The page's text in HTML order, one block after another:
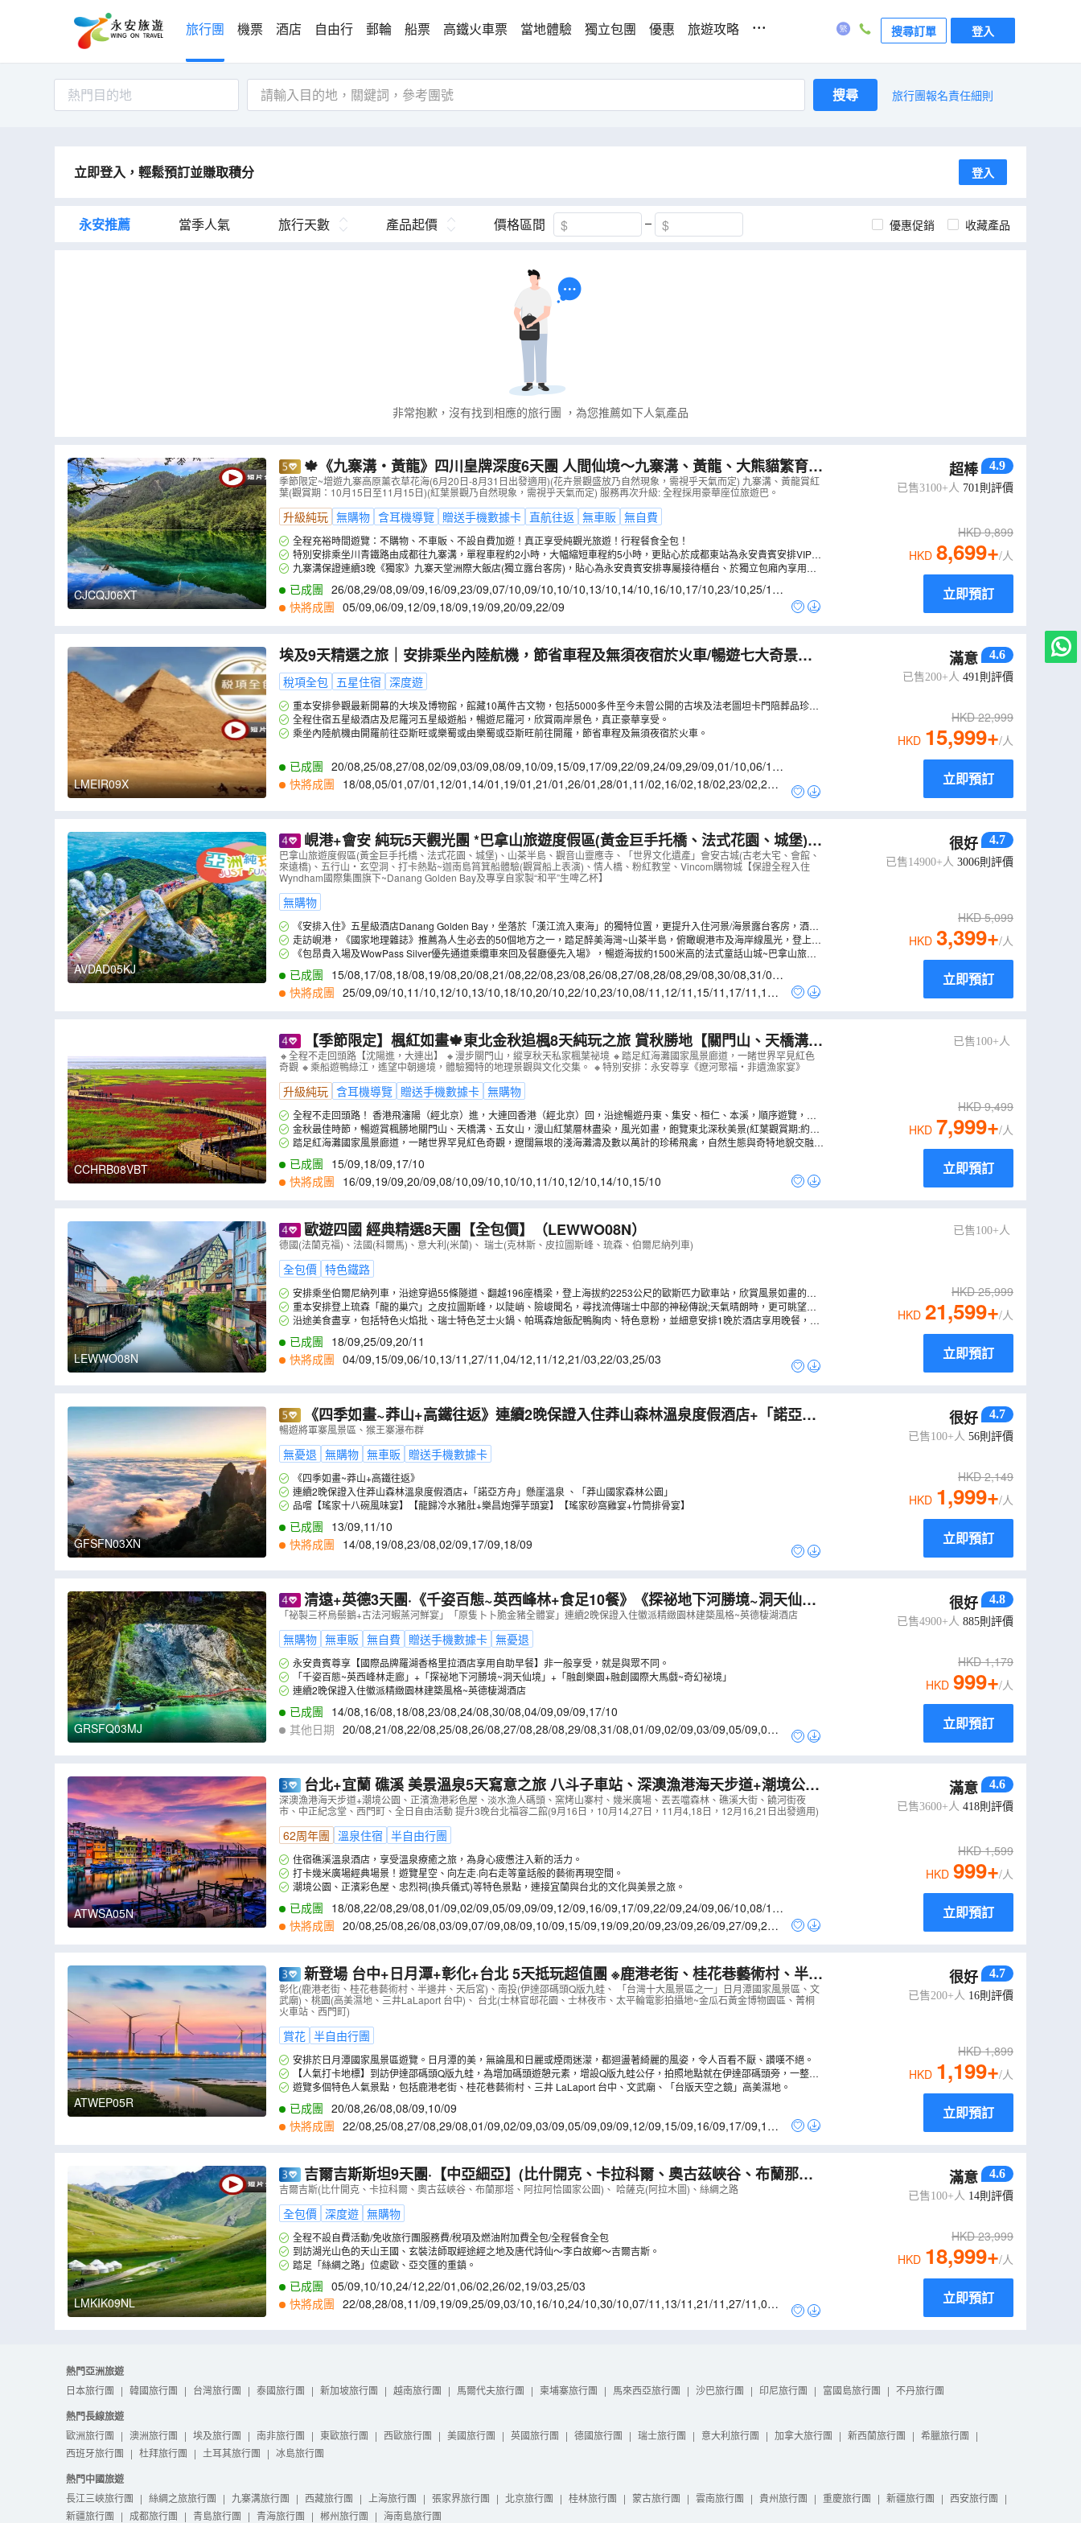
旅行團 機票 酒店 自由行 郵輪 船票 高鐵火車票 當地體驗 獨立包團 優惠 旅遊攻略 ... 搜尋訂單 登入
熱門目的地 搜尋 旅行團報名責任細則
立即登入，輕鬆預訂並賺取積分 登入
永安推薦 當季人氣 旅行天數 產品起價 價格區間 優惠促銷 收藏產品
非常抱歉，沒有找到相應的旅行團 ，為您推薦如下人氣產品
CJCQJ06XT
🍁《九寨溝‧黃龍》四川皇牌深度6天團 人間仙境～九寨溝、黃龍、大熊貓繁育研
究基地、寬窄巷子【全港獨家保證連住3晚九寨溝奢華酒店:九寨天堂洲際大飯店，1晚
市中心頂級奢華St. Regis瑞吉酒店】（CJCQJ06XT）
季節限定~增遊九寨高原薰衣草花海(6月20日-8月31日出發適用)(花卉景觀盛放乃自然現象，需視乎天氣而定) 九寨溝、黃龍賞紅
葉(觀賞期：10月15日至11月15日)(紅葉景觀乃自然現象，需視乎天氣而定) 服務再次升級: 全程採用豪華座位旅遊巴。
升級純玩 無購物 含耳機導覽 贈送手機數據卡 直航往返 無車販 無自費
全程充裕時間遊覽：不購物、不車販、不設自費加遊！真正享受純觀光旅遊！行程餐食全包！
特別安排乘坐川青鐵路由成都往九寨溝，單程車程約2小時，大幅縮短車程約5小時，更貼心於成都東站為永安貴賓安排VIP禮
遇~專人陪同引導、專用候車區域、專用通道優先上車、專人搬運行李到列車車廂。
九寨溝保證連續3晚《獨家》九寨天堂洲際大飯店(獨立露台客房)，貼心為永安貴賓安排專屬接待櫃台、於獨立包廂內享用專
屬盛宴。出遊九寨不住九寨天堂，枉稱遊過九寨。
已成團 26/08,29/08,09/09,16/09,23/09,07/10,09/10,10/10,13/10,14/10,16/10,17/10,23/10,25/10,
27/10,29/10 ,30/10 ,02/11 03/11 04/11
快將成團 05/09,06/09,12/09,18/09,19/09,20/09,22/09
超棒 4.9
已售3100+人 701則評價
HKD9,899
HKD 8,699+/人
立即預訂
LMEIR09X
埃及9天精選之旅｜安排乘坐內陸航機，節省車程及無須夜宿於火車/暢遊七大奇景之
一的金字塔及獅身人面像/全程住宿五星級酒店及尼羅河五星級遊船/一次過暢遊五大神
廟及參觀大埃及博物館【稅項全包】
稅項全包 五星住宿 深度遊
重本安排參觀最新開幕的大埃及博物館，館藏10萬件古文物，包括5000多件至今未曾公開的古埃及法老圖坦卡門陪葬品珍
寶。全程住宿五星級酒店及尼羅河五星級遊船，暢遊尼羅河，欣賞兩岸景色，真正豪華享受。
乘坐內陸航機由開羅前往亞斯旺或樂蜀或由樂蜀或亞斯旺前往開羅，節省車程及無須夜宿於火車。
已成團 20/08,25/08,27/08,02/09,03/09,08/09,10/09,15/09,17/09,22/09,24/09,29/09,01/10,06/10,
08/10,13/10 15/10 ,20/10 ,22/10 27/10
快將成團 18/08,05/01 ,07/01 ,12/01 ,14/01 ,19/01 ,21/01 ,26/01 ,28/01 ,11/02,16/02,18/02,23/02,25/0
滿意 4.6
已售200+人 491則評價
HKD22,999
HKD 15,999+/人
立即預訂
AVDAD05KJ
峴港+會安 純玩5天觀光團 *巴拿山旅遊度假區(黃金巨手托橋、法式花園、城堡)、
「世界文化遺產」會安古城(古老大宅、會館、來遠橋)《純玩團‧細心安排地道越式
美食‧不設指定購物點》（AVDAD05KJ）
巴拿山旅遊度假區(黃金巨手托橋、法式花園、城堡)、山茶半島、觀音山靈應寺、「世界文化遺產」會安古城(古老大宅、會館、
來遠橋)、五行山‧玄空洞、打卡熱點~迦南島筲箕船體驗(觀賞船上表演)、情人橋、粉紅教堂、Vincom購物城【保證全程入住
Wyndham國際集團旗下~Danang Golden Bay及專享自家製“和平”生啤乙杯】
無購物
《安排入住》五星級酒店Danang Golden Bay，坐落於「漢江流入東海」的獨特位置，更提升入住河景/海景露台客房，酒店
專享自家製“和平”生啤乙杯。
走訪峴港，《國家地理雜誌》推薦為人生必去的50個地方之一，踏足醉美海灣~山茶半島，俯瞰峴港市及海岸線風光，登上五
行山之水山(包乘來回電梯門票登山)。
《包昂貴入場及WowPass Silver優先通道乘纜車來回及餐廳優先入場》，暢遊海拔約1500米高的法式童話山城~巴拿山旅遊
度假區，到訪斥資20億美金打造的打卡熱點「黃金巨手托橋」。
已成團 15/08,17/08,18/08,19/08,20/08,21/08,22/08,23/08,26/08,27/08,28/08,29/08,30/08,31/08,
01/09,02/09 ,03/09 ,04/09 05/09 06/09
快將成團 25/09,09/10,11/10,12/10,13/10,18/10,20/10,22/10,23/10,08/11 ,12/11 ,15/11 ,17/11 ,18/1
很好 4.7
已售14900+人 3006則評價
HKD5,099
HKD 3,399+/人
立即預訂
CCHRB08VBT
【季節限定】楓紅如畫🍁東北金秋追楓8天純玩之旅 賞秋勝地【關門山、天橋溝、
五女山、紅海灘】丸都山城、中朝國門、河口景區、鴨綠江斷橋、乘船遊鴨綠江、虎
山長城、隆重呈獻永安尊享《遼河聚福‧非遺漁家宴》（CCHRB08VBT）
🔸全程不走回頭路【沈陽進，大連出】 🔸漫步關門山，縱享秋天私家楓葉祕境 🔸踏足紅海灘國家風景廊道，一睹世界罕見紅色
奇觀 🔸乘船遊鴨綠江，遙望中朝邊境，體驗獨特的地理景觀與文化交集。 🔸特別安排：永安尊享《遼河聚福‧非遺漁家宴》
升級純玩 含耳機導覽 贈送手機數據卡 無購物
全程不走回頭路！ 香港飛瀋陽（經北京）進，大連回香港（經北京）回，沿途暢遊丹東、集安、桓仁、本溪，順序遊覽，節
約旅途時間。
金秋最佳時節，暢遊賞楓勝地關門山、天橋溝、五女山，漫山紅葉層林盡染，風光如畫，飽覽東北深秋美景(紅葉觀賞期:約9
月中旬-10月中旬)(註22)。
踏足紅海灘國家風景廊道，一睹世界罕見紅色奇觀，遼闊無垠的淺海灘濤及數以萬計的珍稀飛禽，自然生態與奇特地貌交融，
氣勢磅礴。
已成團 15/09,18/09,17/10
快將成團 16/09,19/09,20/09,08/10,09/10,10/10,11/10,12/10,14/10,15/10
已售100+人
HKD9,499
HKD 7,999+/人
立即預訂
LEWWO08N
歐遊四國 經典精選8天團【全包價】 （LEWWO08N）
德國(法蘭克福)、法國(科爾馬)、意大利(米蘭)、 瑞士(克林斯、皮拉圖斯峰、琉森、伯爾尼納列車)
全包價 特色鐵路
安排乘坐伯爾尼納列車，沿途穿過55條隧道、翻越196座橋梁，登上海拔約2253公尺的歐斯匹力歐車站，欣賞風景如畫的絕
美景色。
重本安排登上琉森「龍的巢穴」之皮拉圖斯峰，以陡峭、險峻聞名，尋找流傳瑞士中部的神秘傳說;天氣晴朗時，更可眺望到
最多阿爾卑斯山73個山峰的壯麗全景，包括少女峰、鐵力士山…等。
沿途美食盡享，包括特色火焰批、瑞士特色芝士火鍋、帕瑪森燴飯配鴨胸肉、特色意粉，並細意安排1晚於酒店享用晚餐，中
餐更安排8餸1湯。
已成團 18/09,25/09,20/11
快將成團 04/09,15/09,06/10,13/11 ,27/11 ,04/12,11/12,21/03,22/03,25/03
已售100+人
HKD25,999
HKD 21,599+/人
立即預訂
GFSFN03XN
《四季如畫~莽山+高鐵往返》連續2晚保證入住莽山森林溫泉度假酒店+「諾亞方
舟」懸崖溫泉 「莽山國家森林公園」 【莽山瑤族十八碗特色風味宴】莽山美景純玩3
天團（GFSFN03XN）
暢遊將軍寨風景區、猴王寨瀑布群
無憂退 無購物 無車販 贈送手機數據卡
《四季如畫~莽山+高鐵往返》
連續2晚保證入住莽山森林溫泉度假酒店+「諾亞方舟」懸崖溫泉 、「莽山國家森林公園」
品嚐【瑤家十八碗風味宴】【龍歸冷水豬肚+樂昌炮彈芋頭宴】【瑤家砂窩雞宴+竹筒排骨宴】
已成團 13/09,11/10
快將成團 14/08,19/08,23/08,02/09,17/09,18/09
很好 4.7
已售100+人 56則評價
HKD2,149
HKD 1,999+/人
立即預訂
GRSFQ03MJ
清遠+英德3天團·《千姿百態~英西峰林+食足10餐》《探祕地下河勝境~洞天仙
境》《融創樂園+融創國際大馬戲~奇幻祕境》（GRSFQ03MJ）
「祕製三杯烏鬃鵝+古法河蝦蒸河鮮宴」「原隻卜卜脆金豬全體宴」連續2晚保證入住徽派精緻園林建築風格~英德棲湖酒店
無購物 無車販 無自費 贈送手機數據卡 無憂退
永安貴賓尊享【國際品牌羅湖香格里拉酒店享用自助早餐】非一般享受，就是與眾不同。
「千姿百態~英西峰林走廊」+「探祕地下河勝境~洞天仙境」+「融創樂園+融創國際大馬戲~奇幻祕境」
連續2晚保證入住徽派精緻園林建築風格~英德棲湖酒店
已成團 14/08,16/08,18/08,23/08,24/08,30/08,04/09,09/09,17/10
其他日期 20/08,21/08,22/08,25/08,26/08,27/08,28/08,29/08,31/08,01/09,02/09,03/09,05/09,06/0
很好 4.8
已售4900+人 885則評價
HKD1,179
HKD 999+/人
立即預訂
ATWSA05N
台北+宜蘭 礁溪 美景溫泉5天寫意之旅 八斗子車站、深澳漁港海天步道+潮境公
園、正濱漁港彩色屋、淡水漁人碼頭、幾米廣場、全日自由活動【免費代辦台灣簽證
(網證)*】（ATWSA05N）
深澳漁港海天步道+潮境公園、正濱漁港彩色屋、淡水漁人碼頭、窯烤山寨村、幾米廣場、丟丟噹森林、礁溪大街、饒河街夜
市、中正紀念堂、西門町、全日自由活動 提升3晚台北福容二館(9月16日，10月14,27日，11月4,18日，12月16,21日出發適用)
62周年團 溫泉住宿 半自由行團
住宿礁溪溫泉酒店，享受溫泉療癒之旅，為身心疲憊注入新的活力。
打卡幾米廣場經典場景！遊覽星空、向左走·向右走等童話般的藝術再現空間。
潮境公園、正濱彩色屋、忠烈祠(換兵儀式)等特色景點，連接宜蘭與台北的文化與美景之旅。
已成團 18/08,22/08,29/08,01/09,02/09,05/09,09/09,12/09,16/09,17/09,22/09,24/09,06/10,08/10,
13/10,15/10 ,20/10 ,14/11
快將成團 20/08,25/08,26/08,03/09,07/09,08/09,10/09,15/09,19/09,20/09,23/09,26/09,27/09,29/0
滿意 4.6
已售3600+人 418則評價
HKD1,599
HKD 999+/人
立即預訂
ATWEP05R
新登場 台中+日月潭+彰化+台北 5天抵玩超值團 ※鹿港老街、桂花巷藝術村、半邊
井、天后宮、「台灣十大風景區之一」日月潭國家風景區（ATWEP05R）
彰化(鹿港老街、桂花巷藝術村、半邊井、天后宮)、南投(伊達邵碼頭Q版九蛙、 「台灣十大風景區之一」日月潭國家風景區、文
武廟)、桃園(高美濕地、三井LaLaport 台中)、 台北(士林官邸花園、士林夜市、太平輪電影拍攝地~金瓜石黃金博物園區、菁桐
火車站、西門町)
賞花 半自由行團
安排於日月潭國家風景區遊覽。日月潭的美，無論風和日麗或煙雨迷濛，都迴盪著綺麗的風姿，令人百看不厭、讚嘆不絕。
【人氣打卡地標】到訪伊達邵碼頭Q版九蛙，為增加碼頭遊憩元素，增設Q版九蛙公仔，拍照地點就在伊達邵碼頭旁，一整排
在碼頭旁地景藝術。
遊覽多個特色人氣景點，包括鹿港老街、桂花巷藝術村、三井 LaLaport 台中、文武廟、「台版天空之鏡」高美濕地。
已成團 20/08,26/08,08/09,10/09
快將成團 22/08,25/08,27/08,29/08,01/09,02/09,03/09,05/09,09/09,12/09,15/09,16/09,17/09,19/0
很好 4.7
已售200+人 16則評價
HKD1,899
HKD 1,199+/人
立即預訂
LMKIK09NL
吉爾吉斯斯坦9天團·【中亞細亞】(比什開克、卡拉科爾、奧古茲峽谷、布蘭那
塔、阿拉阿恰國家公園)（LMKIK09NL）
吉爾吉斯(比什開克、卡拉科爾、奧古茲峽谷、布蘭那塔、阿拉阿恰國家公園)、 哈薩克(阿拉木圖)、絲綢之路
全包價 深度遊 無購物
全程不設自費活動/免收旅行團服務費/稅項及燃油附加費全包/全程餐食全包
到訪湖光山色的天山王國、玄裝法師取經途經之地及唐代詩仙～李白故鄉～吉爾吉斯。
踏足「絲綢之路」位處歐、亞交匯的重鎮。
已成團 05/09,10/10,24/12,22/01 ,06/02,26/02,19/03,25/03
快將成團 22/08,28/08,11/09,19/09,25/09,03/10,16/10,24/10,30/10,07/11 ,13/11 ,21/11 ,27/11 ,05/1
滿意 4.6
已售100+人 14則評價
HKD23,999
HKD 18,999+/人
立即預訂
熱門亞洲旅遊
日本旅行團 | 韓國旅行團 | 台灣旅行團 | 泰國旅行團 | 新加坡旅行團 | 越南旅行團 | 馬爾代夫旅行團 | 柬埔寨旅行團 | 馬來西亞旅行團 | 沙巴旅行團 | 印尼旅行團 | 富國島旅行團 | 不丹旅行團
熱門長線旅遊
歐洲旅行團 | 澳洲旅行團 | 埃及旅行團 | 南非旅行團 | 東歐旅行團 | 西歐旅行團 | 美國旅行團 | 英國旅行團 | 德國旅行團 | 瑞士旅行團 | 意大利旅行團 | 加拿大旅行團 | 新西蘭旅行團 | 希臘旅行團 |
西班牙旅行團 | 杜拜旅行團 | 土耳其旅行團 | 冰島旅行團
熱門中國旅遊
長江三峽旅行團 | 絲綢之旅旅行團 | 九寨溝旅行團 | 西藏旅行團 | 上海旅行團 | 張家界旅行團 | 北京旅行團 | 桂林旅行團 | 蒙古旅行團 | 雲南旅行團 | 貴州旅行團 | 重慶旅行團 | 新疆旅行團 | 西安旅行團 |
新疆旅行團 | 成都旅行團 | 青島旅行團 | 青海旅行團 | 郴州旅行團 | 海南島旅行團